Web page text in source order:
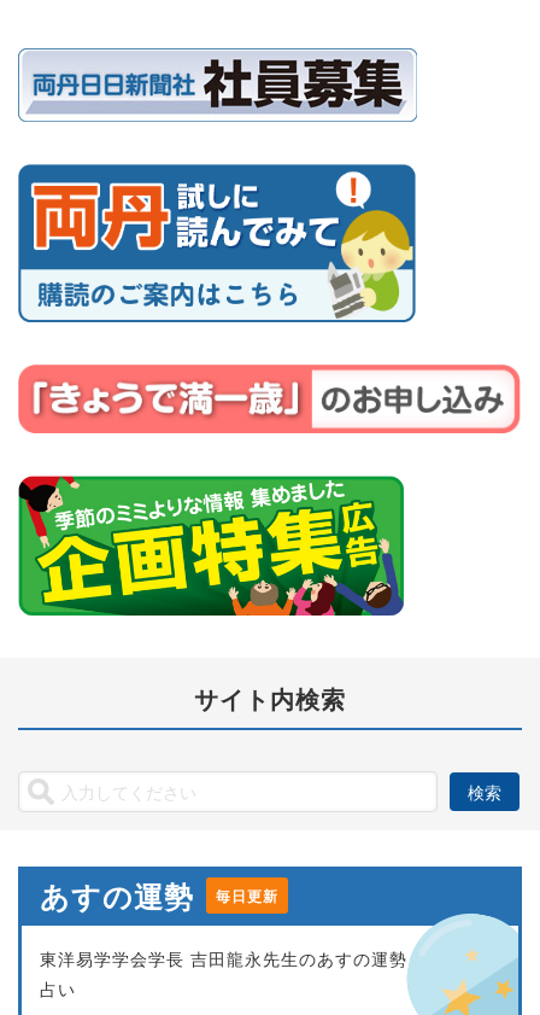
サイト内検索
あすの運勢 毎日更新
東洋易学学会学長 吉田龍永先生のあすの運勢
占い